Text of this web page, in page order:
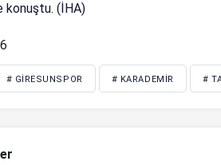
konuştu. (İHA)
# GIRESUNSPOR # KARADEMIR #